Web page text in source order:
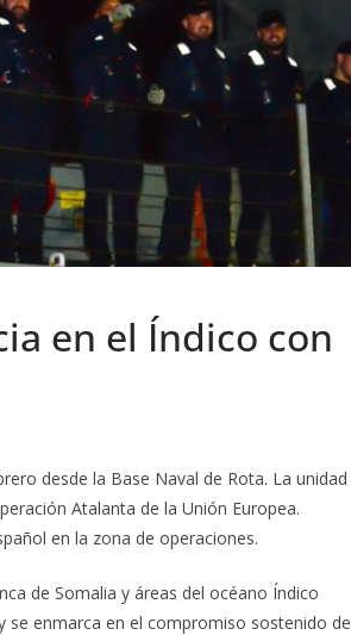
en el Índico con
desde la Base Naval de Rota. La unidad
Atalanta de la Unión Europea.
en la zona de operaciones.
de Somalia y áreas del océano Índico
se enmarca en el compromiso sostenido de